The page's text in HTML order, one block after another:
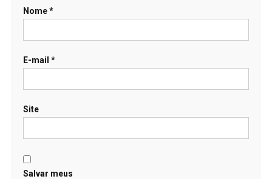
Nome*
E-mail *
Site
Salvar meus